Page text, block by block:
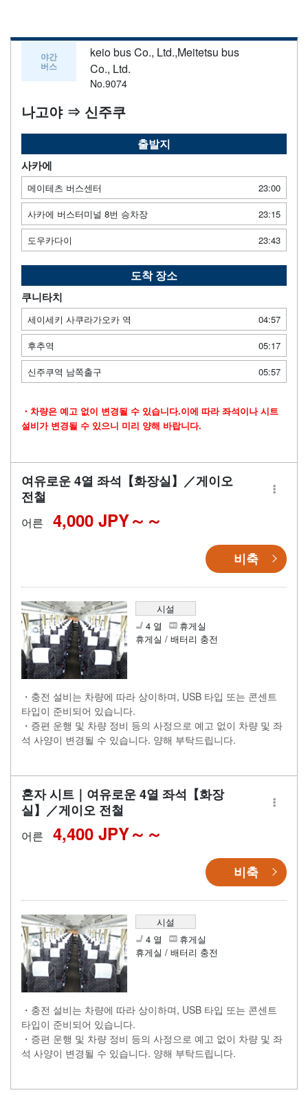
야간
버스
keio bus Co., Ltd.,Meitetsu bus
Co., Ltd.
No.9074
나고야 ⇒ 신주쿠
출발지
사카에
메이테츠 버스센터
23:00
사카에 버스터미널 8번 승차장
23:15
도우카다이
23:43
도착 장소
쿠니타치
세이세키 사쿠라가오카 역
04:57
후추역
05:17
신주쿠역 남쪽출구
05:57
・차량은 예고 없이 변경될 수 있습니다.이에 따라 좌석이나 시트
설비가 변경될 수 있으니 미리 양해 바랍니다.
여유로운 4열 좌석【화장실】／게이오
전철
어른 4,000 JPY～
비축
시설
4 열
휴게실
휴게실 / 배터리 충전
・충전 설비는 차량에 따라 상이하며, USB 타입 또는 콘센트
타입이 준비되어 있습니다.
・증편 운행 및 차량 정비 등의 사정으로 예고 없이 차량 및 좌
석 사양이 변경될 수 있습니다. 양해 부탁드립니다.
혼자 시트｜여유로운 4열 좌석【화장
실】／게이오 전철
어른 4,400 JPY～
비축
시설
4 열
휴게실
휴게실 / 배터리 충전
・충전 설비는 차량에 따라 상이하며, USB 타입 또는 콘센트
타입이 준비되어 있습니다.
・증편 운행 및 차량 정비 등의 사정으로 예고 없이 차량 및 좌
석 사양이 변경될 수 있습니다. 양해 부탁드립니다.